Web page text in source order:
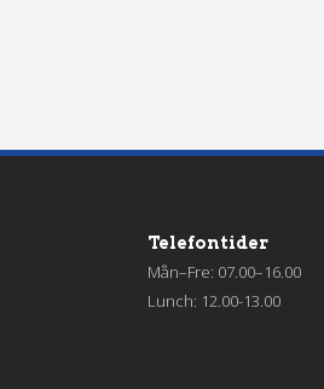
Telefontider
Mån–Fre: 07.00–16.00
Lunch: 12.00-13.00